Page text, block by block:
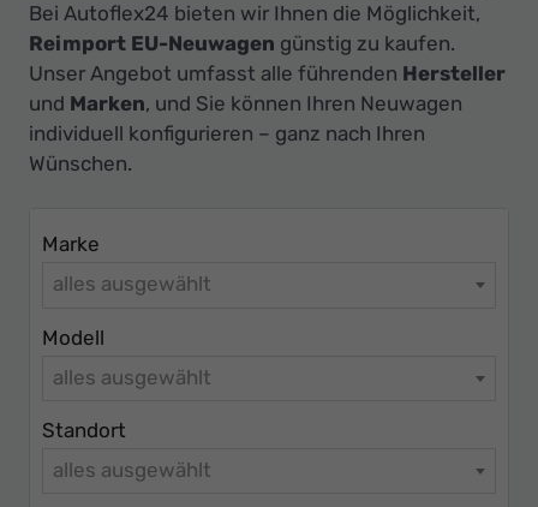
Preisen
-
Ihr
Innovatives
Autohaus
Bei Autoflex24 bieten wir Ihnen die Möglichkeit,
Reimport EU-Neuwagen günstig zu kaufen.
Unser Angebot umfasst alle führenden Hersteller
und Marken, und Sie können Ihren Neuwagen
individuell konfigurieren – ganz nach Ihren
Wünschen.
Marke
alles ausgewählt
Modell
alles ausgewählt
Standort
alles ausgewählt